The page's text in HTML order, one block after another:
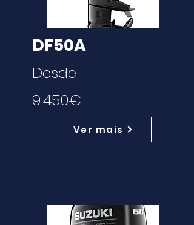
DF50A
Desde
9.450€
Ver mais